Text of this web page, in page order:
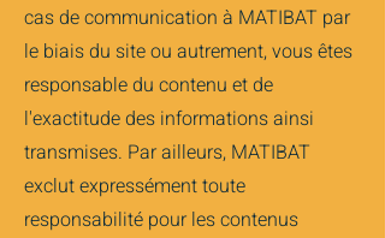
cas de communication à MATIBAT par
le biais du site ou autrement, vous êtes
responsable du contenu et de
l'exactitude des informations ainsi
transmises. Par ailleurs, MATIBAT
exclut expressément toute
responsabilité pour les contenus